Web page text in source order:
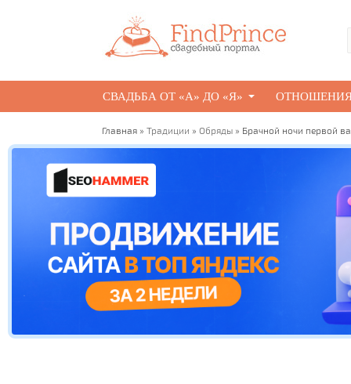
СВАДЬБА ОТ «А» ДО «Я»
Главная » Традиции » Обряды » Брачной ночи первой